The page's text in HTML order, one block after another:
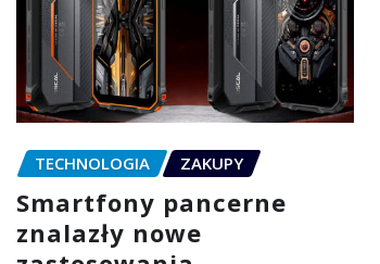
TECHNOLOGIA ZAKUPY
Smartfony pancerne
znalazły nowe